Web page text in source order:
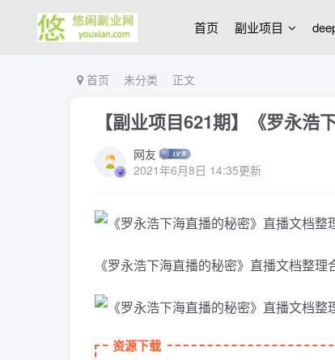
首页 副业项目
首页 未分类 正文
【副业项目621期】《罗永
网友
2021年6月8日 14:35更新
《罗永浩下海直播的秘密》直播文档整理
资源下载